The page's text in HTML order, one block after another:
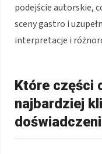
podejście autorskie,
sceny gastro i
interpretacje i
Które części
najbardziej